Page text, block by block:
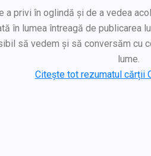
a privi în oglindă și de a vedea
în lumea întreagă de publicarea
să vedem și să conversăm cu
lume.
Citește tot rezumatul cărții